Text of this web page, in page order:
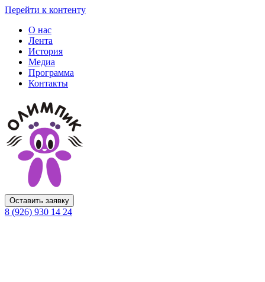
Перейти к контенту
О нас
Лента
История
Медиа
Программа
Контакты
Оставить заявку
8 (926) 930 14 24